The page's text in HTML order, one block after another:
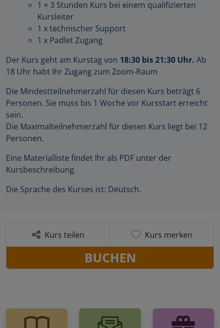
1 × 3 Stunden Kurs bei einem qualifizierten
Kursleiter
1 x technischer Support
1 x Padlet Zugang
Der Kurs geht am Kurstag von 18:30 bis 21:30 Uhr. Ab
18 Uhr habt Ihr Zugang zum Zoom-Raum
Die Mindestteilnehmerzahl für diesen Kurs beträgt 6
Personen. Sie muss bis 1 Woche vor Kursstart erreicht
sein.
Die Maximalteilnehmerzahl für diesen Kurs liegt bei 12
Personen.
Eine Materialliste findet Ihr als PDF unter der
Kursbeschreibung.
Die Sprache des Kurses ist: Deutsch.
Kurs teilen Kurs merken
BUCHEN